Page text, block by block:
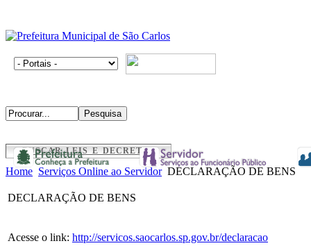
BUSCAR LEIS E DECRETOS
Home Serviços Online ao Servidor DECLARAÇÃO DE BENS
DECLARAÇÃO DE BENS
Acesse o link: http://servicos.saocarlos.sp.gov.br/declaracao